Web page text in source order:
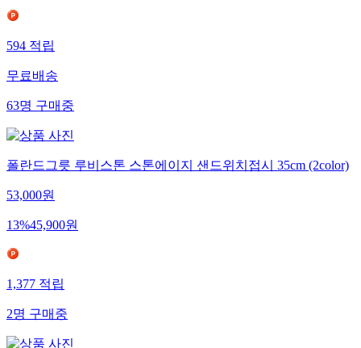
594적립
무료배송
63명구매중
폴란드그릇 루비스톤 스톤에이지 샌드위치접시 35cm (2color)
53,000원
13%45,900원
1,377적립
2명구매중